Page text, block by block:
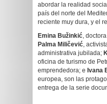
abordar la realidad
país del norte del
reciente muy dura, y el
Emina Bužinkić,
Palma Miličević,
administrativa jubilada;
oficina de turismo de
emprendedora; e Ivana
europea, son las
entrega de la serie